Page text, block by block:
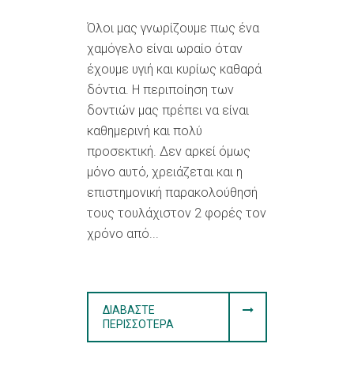
Όλοι μας γνωρίζουμε πως ένα
χαμόγελο είναι ωραίο όταν
έχουμε υγιή και κυρίως καθαρά
δόντια. Η περιποίηση των
δοντιών μας πρέπει να είναι
καθημερινή και πολύ
προσεκτική. Δεν αρκεί όμως
μόνο αυτό, χρειάζεται και η
επιστημονική παρακολούθησή
τους τουλάχιστον 2 φορές τον
χρόνο από...
ΔΙΑΒΆΣΤΕ
ΠΕΡΙΣΣΌΤΕΡΑ